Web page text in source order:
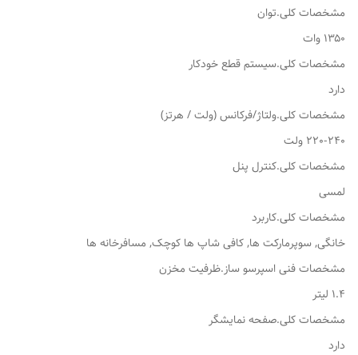
مشخصات کلی.توان
۱۳۵۰ وات
مشخصات کلی.سیستم قطع خودکار
دارد
مشخصات کلی.ولتاژ/فرکانس (ولت / هرتز)
220-240 ولت
مشخصات کلی.کنترل پنل
لمسی
مشخصات کلی.کاربرد
خانگی, سوپرمارکت ها, کافی شاپ ها کوچک, مسافرخانه ها
مشخصات فنی اسپرسو ساز.ظرفیت مخزن
۱.۴ لیتر
مشخصات کلی.صفحه نمایشگر
دارد